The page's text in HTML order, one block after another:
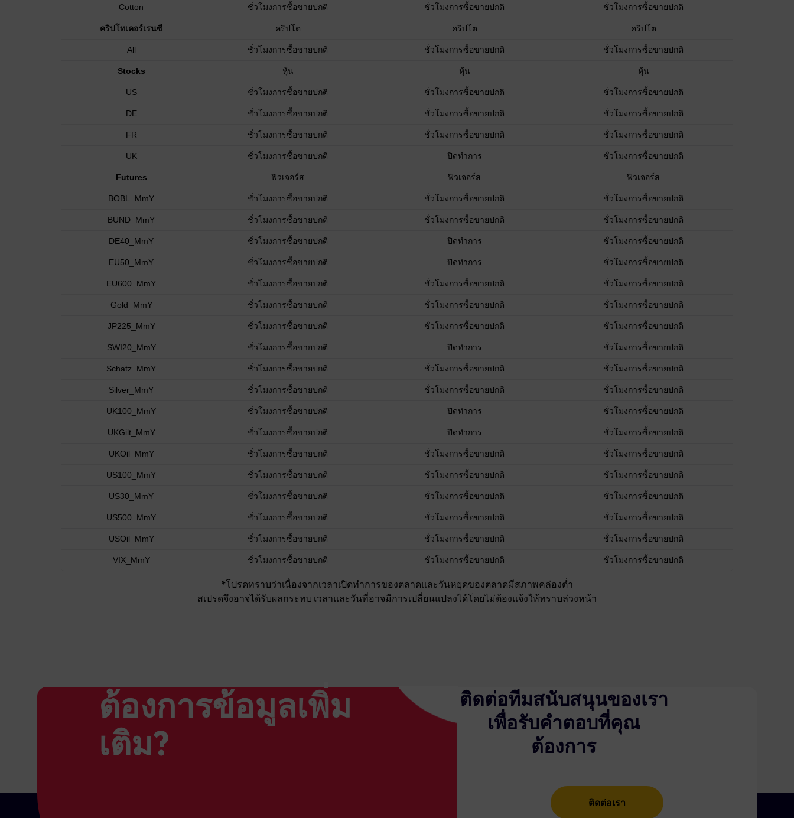
Cotton ชั่วโมงการซื้อขายปกติ ชั่วโมงการซื้อขายปกติ ชั่วโมงการซื้อขายปกติ
คริปโทเคอร์เรนซี คริปโต คริปโต คริปโต
All ชั่วโมงการซื้อขายปกติ ชั่วโมงการซื้อขายปกติ ชั่วโมงการซื้อขายปกติ
Stocks หุ้น หุ้น หุ้น
US ชั่วโมงการซื้อขายปกติ ชั่วโมงการซื้อขายปกติ ชั่วโมงการซื้อขายปกติ
DE ชั่วโมงการซื้อขายปกติ ชั่วโมงการซื้อขายปกติ ชั่วโมงการซื้อขายปกติ
FR ชั่วโมงการซื้อขายปกติ ชั่วโมงการซื้อขายปกติ ชั่วโมงการซื้อขายปกติ
UK ชั่วโมงการซื้อขายปกติ ปิดทำการ ชั่วโมงการซื้อขายปกติ
Futures ฟิวเจอร์ส ฟิวเจอร์ส ฟิวเจอร์ส
BOBL_MmY ชั่วโมงการซื้อขายปกติ ชั่วโมงการซื้อขายปกติ ชั่วโมงการซื้อขายปกติ
BUND_MmY ชั่วโมงการซื้อขายปกติ ชั่วโมงการซื้อขายปกติ ชั่วโมงการซื้อขายปกติ
DE40_MmY ชั่วโมงการซื้อขายปกติ ปิดทำการ ชั่วโมงการซื้อขายปกติ
EU50_MmY ชั่วโมงการซื้อขายปกติ ปิดทำการ ชั่วโมงการซื้อขายปกติ
EU600_MmY ชั่วโมงการซื้อขายปกติ ชั่วโมงการซื้อขายปกติ ชั่วโมงการซื้อขายปกติ
Gold_MmY ชั่วโมงการซื้อขายปกติ ชั่วโมงการซื้อขายปกติ ชั่วโมงการซื้อขายปกติ
JP225_MmY ชั่วโมงการซื้อขายปกติ ชั่วโมงการซื้อขายปกติ ชั่วโมงการซื้อขายปกติ
SWI20_MmY ชั่วโมงการซื้อขายปกติ ปิดทำการ ชั่วโมงการซื้อขายปกติ
Schatz_MmY ชั่วโมงการซื้อขายปกติ ชั่วโมงการซื้อขายปกติ ชั่วโมงการซื้อขายปกติ
Silver_MmY ชั่วโมงการซื้อขายปกติ ชั่วโมงการซื้อขายปกติ ชั่วโมงการซื้อขายปกติ
UK100_MmY ชั่วโมงการซื้อขายปกติ ปิดทำการ ชั่วโมงการซื้อขายปกติ
UKGilt_MmY ชั่วโมงการซื้อขายปกติ ปิดทำการ ชั่วโมงการซื้อขายปกติ
UKOil_MmY ชั่วโมงการซื้อขายปกติ ชั่วโมงการซื้อขายปกติ ชั่วโมงการซื้อขายปกติ
US100_MmY ชั่วโมงการซื้อขายปกติ ชั่วโมงการซื้อขายปกติ ชั่วโมงการซื้อขายปกติ
US30_MmY ชั่วโมงการซื้อขายปกติ ชั่วโมงการซื้อขายปกติ ชั่วโมงการซื้อขายปกติ
US500_MmY ชั่วโมงการซื้อขายปกติ ชั่วโมงการซื้อขายปกติ ชั่วโมงการซื้อขายปกติ
USOil_MmY ชั่วโมงการซื้อขายปกติ ชั่วโมงการซื้อขายปกติ ชั่วโมงการซื้อขายปกติ
VIX_MmY ชั่วโมงการซื้อขายปกติ ชั่วโมงการซื้อขายปกติ ชั่วโมงการซื้อขายปกติ
*โปรดทราบว่าเนื่องจากเวลาเปิดทำการของตลาดและวันหยุดของตลาดมีสภาพคล่องต่ำ
สเปรดจึงอาจได้รับผลกระทบ เวลาและวันที่อาจมีการเปลี่ยนแปลงได้โดยไม่ต้องแจ้งให้ทราบล่วงหน้า
ต้องการข้อมูลเพิ่ม
เติม?
ติดต่อทีมสนับสนุนของเรา
เพื่อรับคำตอบที่คุณ
ต้องการ
ติดต่อเรา